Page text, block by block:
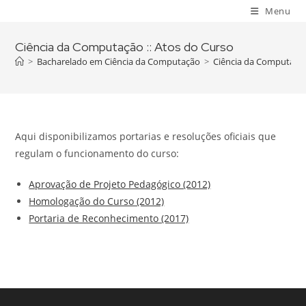
content
Menu
Ciência da Computação :: Atos do Curso
> Bacharelado em Ciência da Computação > Ciência da
Aqui disponibilizamos portarias e resoluções oficiais que
regulam o funcionamento do curso:
Aprovação de Projeto Pedagógico (2012)
Homologação do Curso (2012)
Portaria de Reconhecimento (2017)